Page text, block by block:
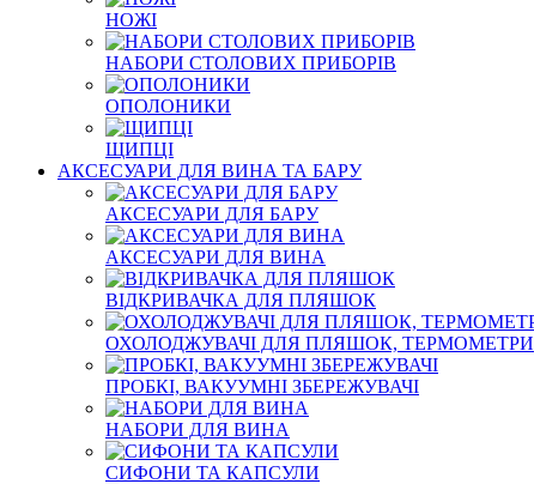
НОЖІ
НАБОРИ СТОЛОВИХ ПРИБОРІВ
ОПОЛОНИКИ
ЩИПЦІ
АКСЕСУАРИ ДЛЯ ВИНА ТА БАРУ
АКСЕСУАРИ ДЛЯ БАРУ
АКСЕСУАРИ ДЛЯ ВИНА
ВІДКРИВАЧКА ДЛЯ ПЛЯШОК
ОХОЛОДЖУВАЧІ ДЛЯ ПЛЯШОК, ТЕРМОМЕТРИ
ПРОБКІ, ВАКУУМНІ ЗБЕРЕЖУВАЧІ
НАБОРИ ДЛЯ ВИНА
СИФОНИ ТА КАПСУЛИ